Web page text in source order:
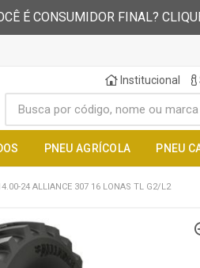
É CONSUMIDOR FINAL?
Institucional
PNEU AGRÍCOLA PNEU
24 ALLIANCE 307 16 LONAS TL G2/L2